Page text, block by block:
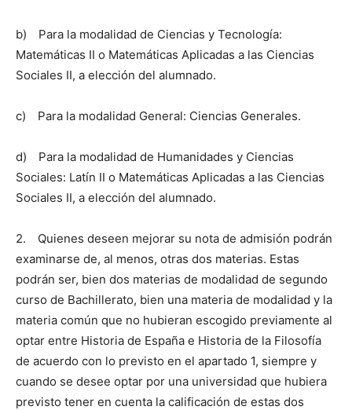
b) Para la modalidad de Ciencias y Tecnología:
Matemáticas II o Matemáticas Aplicadas a las Ciencias
Sociales II, a elección del alumnado.
c) Para la modalidad General: Ciencias Generales.
d) Para la modalidad de Humanidades y Ciencias
Sociales: Latín II o Matemáticas Aplicadas a las Ciencias
Sociales II, a elección del alumnado.
2. Quienes deseen mejorar su nota de admisión podrán
examinarse de, al menos, otras dos materias. Estas
podrán ser, bien dos materias de modalidad de segundo
curso de Bachillerato, bien una materia de modalidad y la
materia común que no hubieran escogido previamente al
optar entre Historia de España e Historia de la Filosofía
de acuerdo con lo previsto en el apartado 1, siempre y
cuando se desee optar por una universidad que hubiera
previsto tener en cuenta la calificación de estas dos